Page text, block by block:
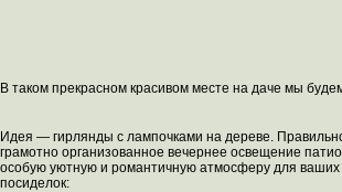
В таком прекрасном красивом месте на даче мы
Идея — гирлянды с лампочками на дереве.
грамотно организованное вечернее освещение
особую уютную и романтичную атмосферу для
посиделок: